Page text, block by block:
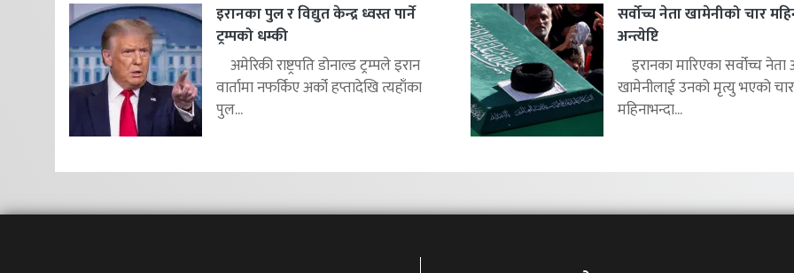
इरानका पुल र विद्युत केन्द्र ध्वस्त पार्ने
ट्रम्पको धम्की
अमेरिकी राष्ट्रपति डोनाल्ड ट्रम्पले इरान
वार्तामा नफर्किए अर्को हप्तादेखि त्यहाँका
पुल...
सर्वोच्च नेता खामेनीको चार
अन्त्येष्टि
इरानका मारिएका सर्वोच्च
खामेनीलाई उनको मृत्यु भएको चार
महिनाभन्दा...